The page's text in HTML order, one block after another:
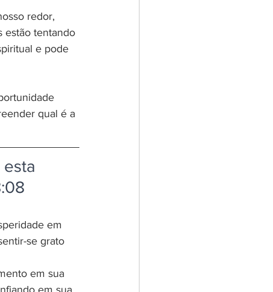
redor,
estão tentando
e pode
qual é a
em
se grato
em sua